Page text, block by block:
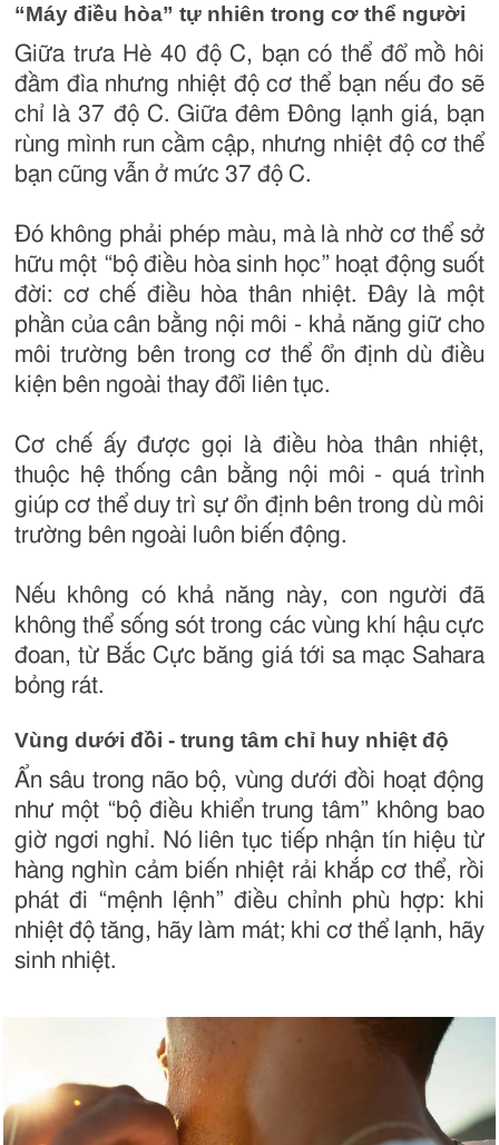
“Máy điều hòa” tự nhiên trong cơ thể người
Giữa trưa Hè 40 độ C, bạn có thể đổ mồ hôi
đầm đìa nhưng nhiệt độ cơ thể bạn nếu đo sẽ
chỉ là 37 độ C. Giữa đêm Đông lạnh giá, bạn
rùng mình run cầm cập, nhưng nhiệt độ cơ thể
bạn cũng vẫn ở mức 37 độ C.
Đó không phải phép màu, mà là nhờ cơ thể sở
hữu một “bộ điều hòa sinh học” hoạt động suốt
đời: cơ chế điều hòa thân nhiệt. Đây là một
phần của cân bằng nội môi - khả năng giữ cho
môi trường bên trong cơ thể ổn định dù điều
kiện bên ngoài thay đổi liên tục.
Cơ chế ấy được gọi là điều hòa thân nhiệt,
thuộc hệ thống cân bằng nội môi - quá trình
giúp cơ thể duy trì sự ổn định bên trong dù môi
trường bên ngoài luôn biến động.
Nếu không có khả năng này, con người đã
không thể sống sót trong các vùng khí hậu cực
đoan, từ Bắc Cực băng giá tới sa mạc Sahara
bỏng rát.
Vùng dưới đồi - trung tâm chỉ huy nhiệt độ
Ẩn sâu trong não bộ, vùng dưới đồi hoạt động
như một “bộ điều khiển trung tâm” không bao
giờ ngơi nghỉ. Nó liên tục tiếp nhận tín hiệu từ
hàng nghìn cảm biến nhiệt rải khắp cơ thể, rồi
phát đi “mệnh lệnh” điều chỉnh phù hợp: khi
nhiệt độ tăng, hãy làm mát; khi cơ thể lạnh, hãy
sinh nhiệt.